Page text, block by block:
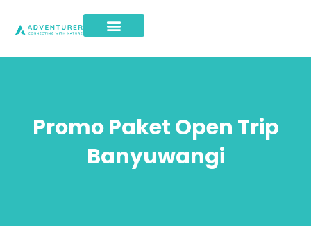
Promo Paket Open Trip
Banyuwangi